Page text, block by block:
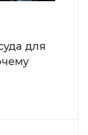
для